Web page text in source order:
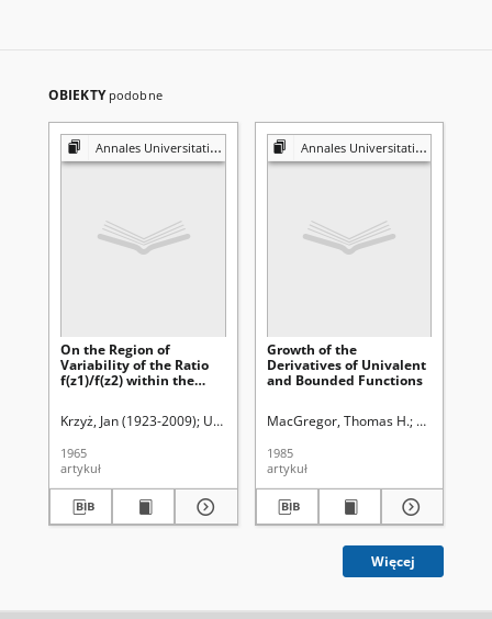
OBIEKTY podobne
Annales Universitatis Mariae Curie-Skłodowska. Sectio A, Mathematica
On the Region of
Variability of the Ratio
f(z1)/f(z2) within the
Functions
Krzyż, Jan (1923-2009) Uniwersytet Marii Curie-Skłodowskiej (Lublin)
1965
artykuł
Annales Universitatis Mariae Curie-Skłodowska. Sectio A, Mathematica
Growth of the
Derivatives of Univalent
and Bounded Functions
MacGregor, Thomas H. Uniwersytet
1985
artykuł
Więcej